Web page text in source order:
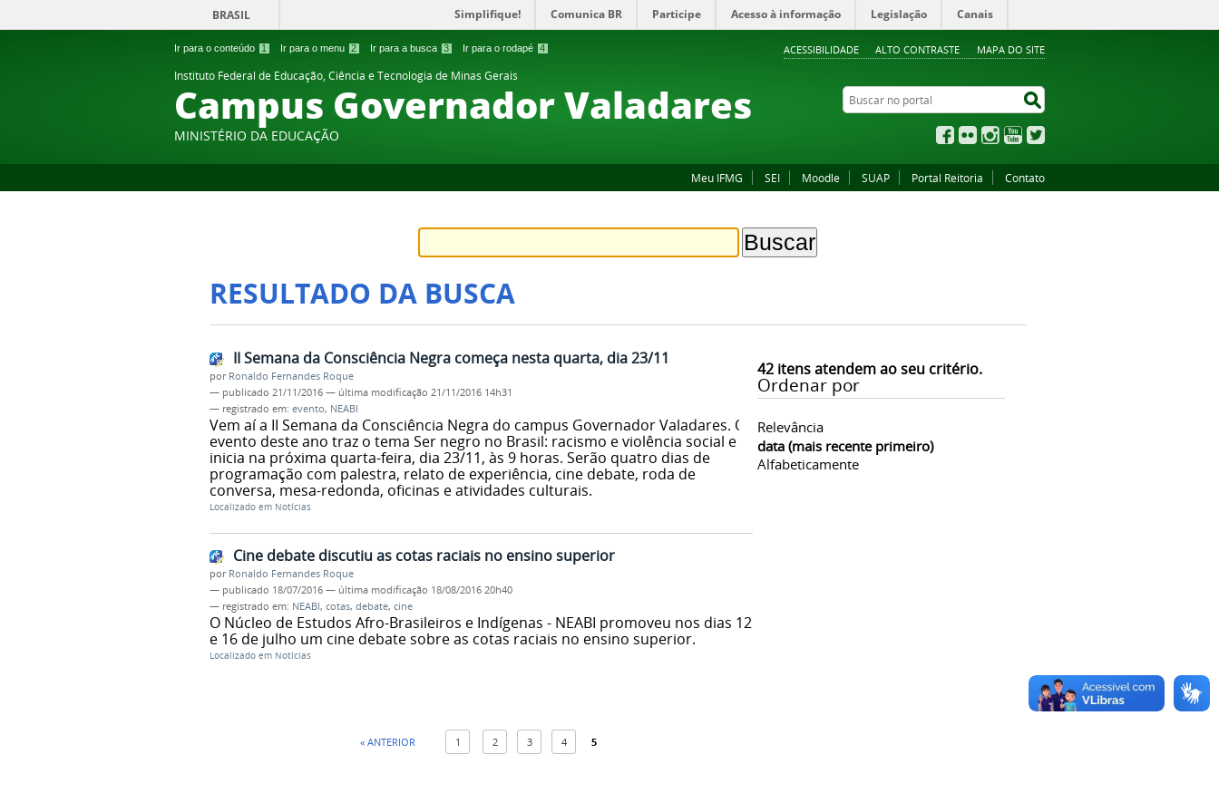
Ir para o conteúdo 1 Ir para o menu 2 Ir para a busca 3 Ir para o rodapé 4 ACESSIBILIDADE ALTO CONTRASTE MAPA DO SITE
BRASIL Simplifique! Comunica BR Participe Acesso à informação Legislação Canais
Instituto Federal de Educação, Ciência e Tecnologia de Minas Gerais
Campus Governador Valadares
MINISTÉRIO DA EDUCAÇÃO
Buscar no portal
Facebook
Flickr InstagramYouTube
Meu IFMG SEI Moodle SUAP Portal Reitoria Contato
RESULTADO DA BUSCA
42itens atendem ao seu critério.
Ordenar por
Relevância
data (mais recente primeiro)
Alfabeticamente
II Semana da Consciência Negra começa nesta quarta, dia 23/11
por Ronaldo Fernandes Roque
— publicado 21/11/2016 — última modificação 21/11/2016 14h31
— registrado em: evento, NEABI
Vem aí a II Semana da Consciência Negra do campus Governador Valadares. O
evento deste ano traz o tema Ser negro no Brasil: racismo e violência social e
inicia na próxima quarta-feira, dia 23/11, às 9 horas. Serão quatro dias de
programação com palestra, relato de experiência, cine debate, roda de
conversa, mesa-redonda, oficinas e atividades culturais.
Localizado em Notícias
Cine debate discutiu as cotas raciais no ensino superior
por Ronaldo Fernandes Roque
— publicado 18/07/2016 — última modificação 18/08/2016 20h40
— registrado em: NEABI, cotas, debate, cine
O Núcleo de Estudos Afro-Brasileiros e Indígenas - NEABI promoveu nos dias 12
e 16 de julho um cine debate sobre as cotas raciais no ensino superior.
Localizado em Notícias
« ANTERIOR 1 2 3 4 5